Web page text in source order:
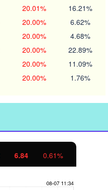
20.01% 16.21%
20.00% 6.62%
20.00% 4.68%
20.00% 22.89%
20.00% 11.09%
20.00% 1.76%
6.84 0.61%